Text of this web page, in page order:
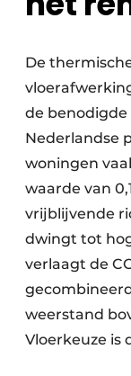
De
de
Nederlandse
woningen
waarde van
vrijblijvende
dwingt tot
verlaagt de
weerstand
Vloerkeuze is